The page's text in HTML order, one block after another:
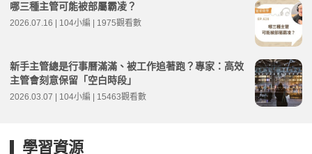
哪三種主管可能被部屬霸凌？
2026.07.16 | 104小編 | 1975觀看數
新手主管總是行事曆滿滿、被工作追著跑？專家：高效
主管會刻意保留「空白時段」
2026.03.07 | 104小編 | 15463觀看數
學習資源